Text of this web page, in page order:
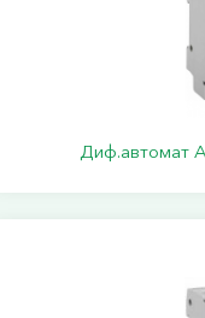
Диф.автомат